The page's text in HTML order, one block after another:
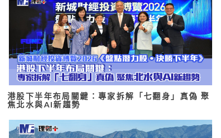
港股下半年布局關鍵：專家拆解「七翻身」真偽 聚
焦北水與AI新趨勢